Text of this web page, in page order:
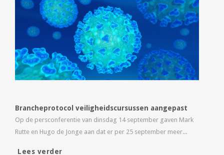
Brancheprotocol veiligheidscursussen aangepast
Op de persconferentie van dinsdag 14 september gaven Mark
Rutte en Hugo de Jonge aan dat er per 25 september meer...
Lees verder